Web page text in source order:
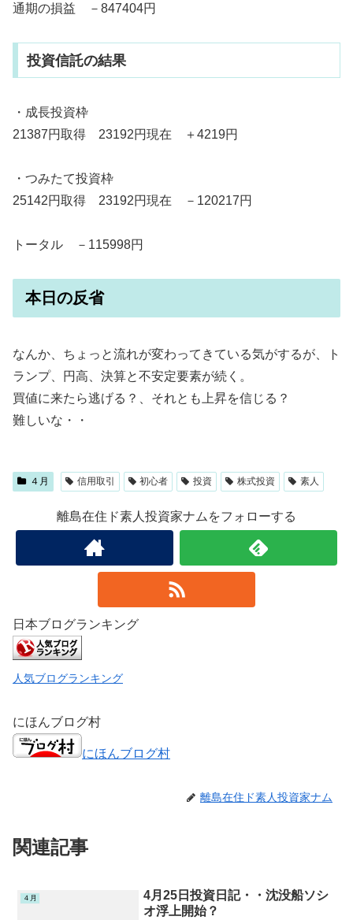
通期の損益 －847404円
投資信託の結果
・成長投資枠
21387円取得 23192円現在 ＋4219円
・つみたて投資枠
25142円取得 23192円現在 －120217円
トータル －115998円
本日の反省
なんか、ちょっと流れが変わってきている気がするが、ト
ランプ、円高、決算と不安定要素が続く。
買値に来たら逃げる？、それとも上昇を信じる？
難しいな・・
４月 信用取引 初心者 投資 株式投資 素人
離島在住ド素人投資家ナムをフォローする
日本ブログランキング
人気ブログランキング
にほんブログ村
にほんブログ村
離島在住ド素人投資家ナム
関連記事
４月
4月25日投資日記・・沈没船ソシ
オ浮上開始？